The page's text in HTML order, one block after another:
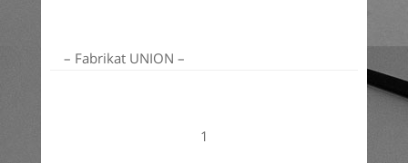
– Fabrikat UNION –
1